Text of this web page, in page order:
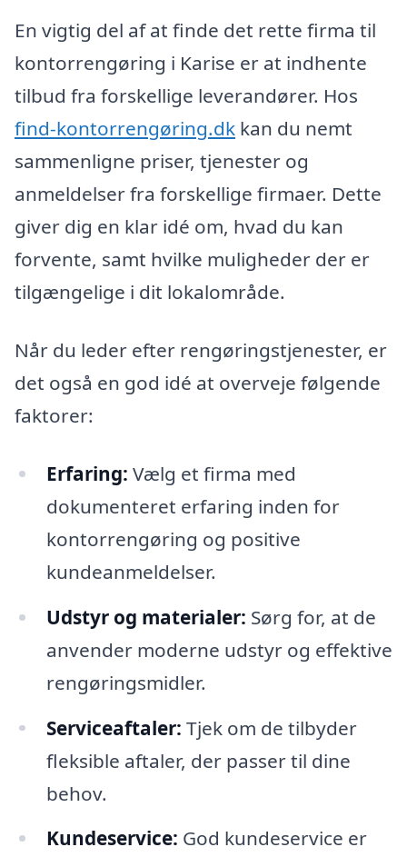
En vigtig del af at finde det rette firma til
kontorrengøring i Karise er at indhente
tilbud fra forskellige leverandører. Hos
find-kontorrengøring.dk kan du nemt
sammenligne priser, tjenester og
anmeldelser fra forskellige firmaer. Dette
giver dig en klar idé om, hvad du kan
forvente, samt hvilke muligheder der er
tilgængelige i dit lokalområde.
Når du leder efter rengøringstjenester, er
det også en god idé at overveje følgende
faktorer:
Erfaring: Vælg et firma med
dokumenteret erfaring inden for
kontorrengøring og positive
kundeanmeldelser.
Udstyr og materialer: Sørg for, at de
anvender moderne udstyr og effektive
rengøringsmidler.
Serviceaftaler: Tjek om de tilbyder
fleksible aftaler, der passer til dine
behov.
Kundeservice: God kundeservice er